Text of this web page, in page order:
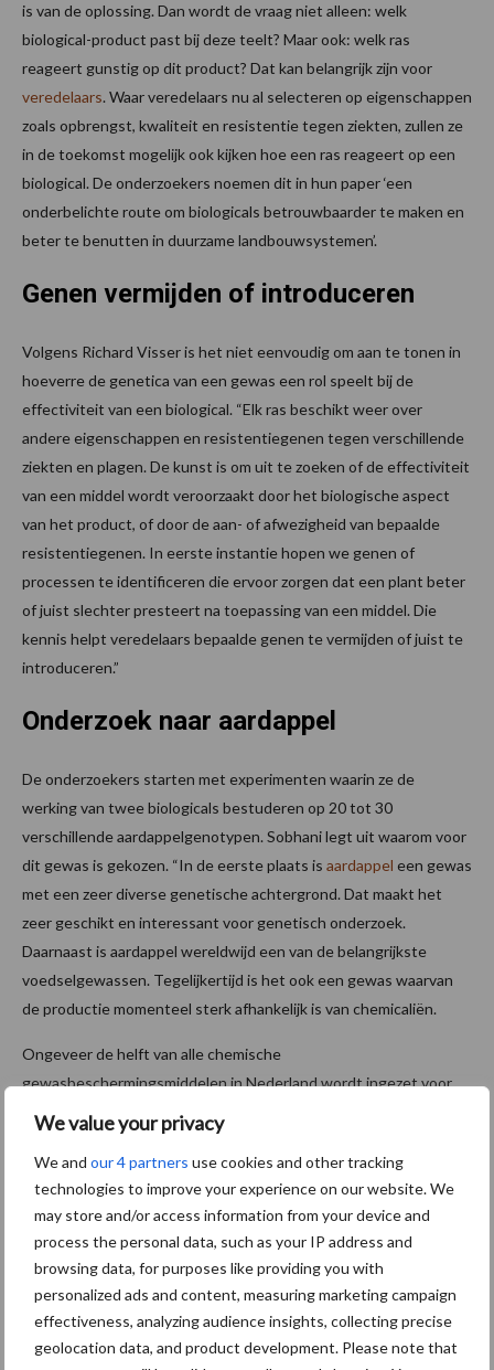
We value your privacy
We and our 4 partners use cookies and other tracking
technologies to improve your experience on our website. We
may store and/or access information from your device and
process the personal data, such as your IP address and
browsing data, for purposes like providing you with
personalized ads and content, measuring marketing campaign
effectiveness, analyzing audience insights, collecting precise
geolocation data, and product development. Please note that
is van de oplossing. Dan wordt de vraag niet alleen: welk
biological-product past bij deze teelt? Maar ook: welk ras
reageert gunstig op dit product? Dat kan belangrijk zijn voor
veredelaars. Waar veredelaars nu al selecteren op eigenschappen
zoals opbrengst, kwaliteit en resistentie tegen ziekten, zullen ze
in de toekomst mogelijk ook kijken hoe een ras reageert op een
biological. De onderzoekers noemen dit in hun paper ‘een
onderbelichte route om biologicals betrouwbaarder te maken en
beter te benutten in duurzame landbouwsystemen’.
Genen vermijden of introduceren
Volgens Richard Visser is het niet eenvoudig om aan te tonen in
hoeverre de genetica van een gewas een rol speelt bij de
effectiviteit van een biological. “Elk ras beschikt weer over
andere eigenschappen en resistentiegenen tegen verschillende
ziekten en plagen. De kunst is om uit te zoeken of de effectiviteit
van een middel wordt veroorzaakt door het biologische aspect
van het product, of door de aan- of afwezigheid van bepaalde
resistentiegenen. In eerste instantie hopen we genen of
processen te identificeren die ervoor zorgen dat een plant beter
of juist slechter presteert na toepassing van een middel. Die
kennis helpt veredelaars bepaalde genen te vermijden of juist te
introduceren.”
Onderzoek naar aardappel
De onderzoekers starten met experimenten waarin ze de
werking van twee biologicals bestuderen op 20 tot 30
verschillende aardappelgenotypen. Sobhani legt uit waarom voor
dit gewas is gekozen. “In de eerste plaats is aardappel een gewas
met een zeer diverse genetische achtergrond. Dat maakt het
zeer geschikt en interessant voor genetisch onderzoek.
Daarnaast is aardappel wereldwijd een van de belangrijkste
voedselgewassen. Tegelijkertijd is het ook een gewas waarvan
de productie momenteel sterk afhankelijk is van chemicaliën.
Ongeveer de helft van alle chemische
gewasbeschermingsmiddelen in Nederland wordt ingezet voor
aardappel. Als we weten in hoeverre de genetische
samenstelling een rol speelt bij de effectiviteit van biologicals,
kan dat een belangrijke bijdrage leveren aan aardappelteelt met
een kleinere afhankelijkheid van chemische middelen, ook in een
biologische productieomgeving.”
Veredelaars aan boord krijgen